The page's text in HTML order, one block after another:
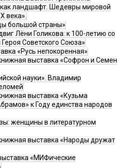
как ландшафт. Шедевры мировой
века».
большой страны»
Лёни Голикова: к 100-летию со
Советского Союза»
«Русь непокоренная»
выставка «Софрон и Семен
науки». Владимир
выставка «Кузьма
к Году единства народов
женщины в литературном
выставка «Народы дружат
«МИФические